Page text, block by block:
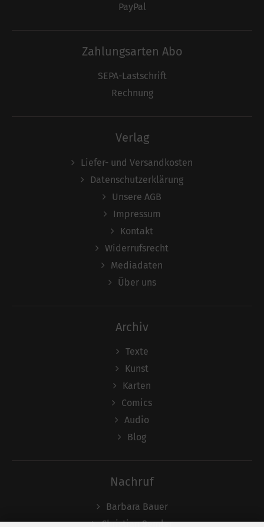
PayPal
Zahlungsarten Abo
SEPA-Lastschrift
Rechnung
Verlag
Liefer- und Versandkosten
Datenschutzerklärung
Unsere AGB
Impressum
Kontakt
Widerrufsrecht
Mediadaten
Über uns
Archiv
Texte
Kunst
Karten
Comics
Audio
Blog
Nachruf
Barbara Bauer
Christian Semler